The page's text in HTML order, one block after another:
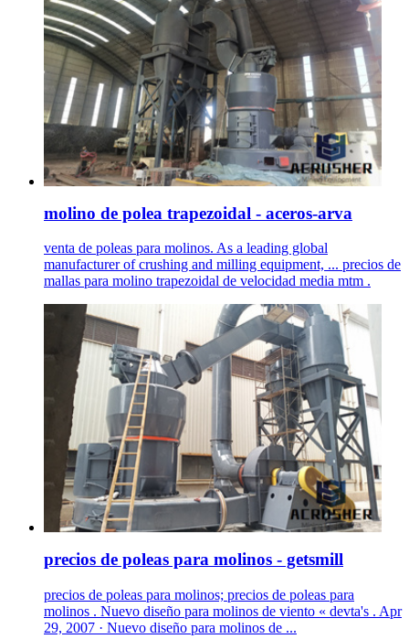
molino de polea trapezoidal - aceros-arva
venta de poleas para molinos. As a leading global
manufacturer of crushing and milling equipment, ... precios de
mallas para molino trapezoidal de velocidad media mtm .
precios de poleas para molinos - getsmill
precios de poleas para molinos; precios de poleas para
molinos . Nuevo diseño para molinos de viento « devta's . Apr
29, 2007 · Nuevo diseño para molinos de ...